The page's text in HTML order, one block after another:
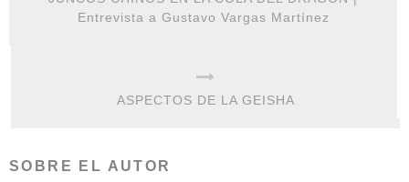
Entrevista a Gustavo Vargas Martínez
ASPECTOS DE LA GEISHA
SOBRE EL AUTOR